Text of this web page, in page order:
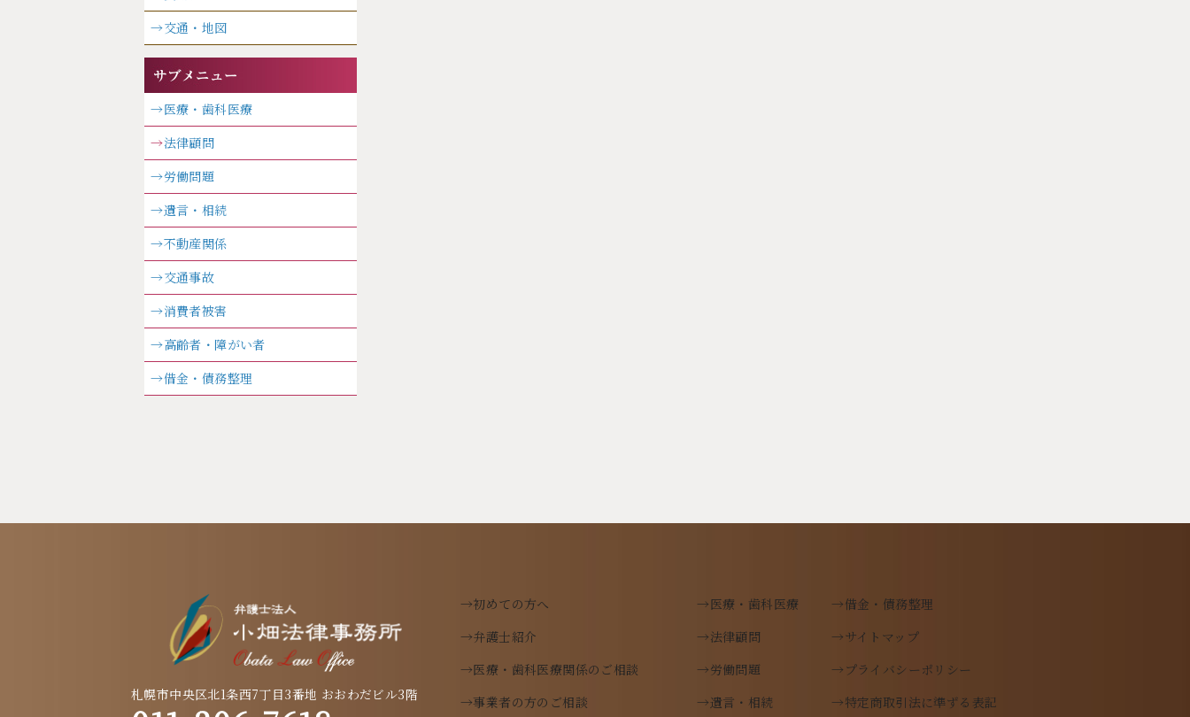
→交通・地図
→医療・歯科医療
→法律顧問
→労働問題
→遺言・相続
→不動産関係
→交通事故
→消費者被害
→高齢者・障がい者
→借金・債務整理
→初めての方へ
→弁護士紹介
→医療・歯科医療関係のご相談
→事業者の方のご相談
→医療・歯科医療
→法律顧問
→労働問題
→遺言・相続
→借金・債務整理
→サイトマップ
→プライバシーポリシー
→特定商取引法に準ずる表記